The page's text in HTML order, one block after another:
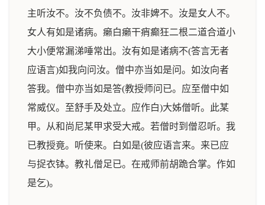
主听汝不。汝不负债不。汝非婢不。汝是女人不。
女人有如是诸病。癞白癞干痟癫狂二根二道合道小
大小便常漏涕唾常出。汝有如是诸病不(答言无者
应语言)如我向问汝。僧中亦当如是问。如汝向者
答我。僧中亦当如是答(教授师问已。应至僧中如
常威仪。至舒手及处立。应作白)大姊僧听。此某
甲。从和尚尼某甲求受大戒。若僧时到僧忍听。我
已教授竟。听使来。白如是(彼应语言来。来已应
与捉衣钵。教礼僧足已。在戒师前胡跪合掌。作如
是乞)。